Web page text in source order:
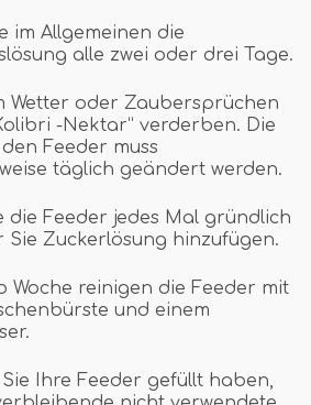
im Allgemeinen die
alle zwei oder drei Tage.
Wetter oder Zaubersprüchen
-Nektar“ verderben. Die
Feeder muss
täglich geändert werden.
die Feeder jedes Mal gründlich
Sie Zuckerlösung hinzufügen.
Woche reinigen die Feeder mit
und einem
Ihre Feeder gefüllt haben,